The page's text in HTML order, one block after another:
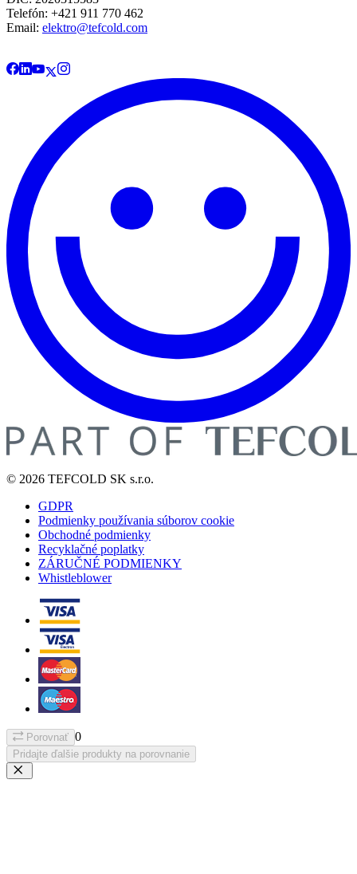
Telefón: +421 911 770 462
Email: elektro@tefcold.com
© 2026 TEFCOLD SK s.r.o.
GDPR
Podmienky používania súborov cookie
Obchodné podmienky
Recyklačné poplatky
ZÁRUČNÉ PODMIENKY
Whistleblower
Porovnať 0
Pridajte ďalšie produkty na porovnanie